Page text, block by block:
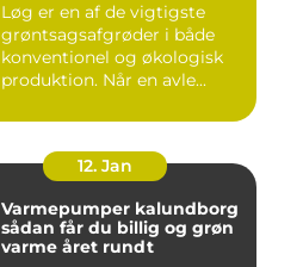
Løg er en af de vigtigste
grøntsagsafgrøder i både
konventionel og økologisk
produktion. Når en avle...
12. Jan
Varmepumper kalundborg
sådan får du billig og grøn
varme året rundt